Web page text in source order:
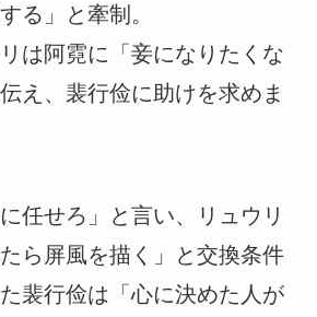
る」と牽制。
は阿霓に「妾になりたくな
え、裴行俭に助けを求めま
任せろ」と言い、リュウリ
ら屏風を描く」と交換条件
裴行俭は「心に決めた人が